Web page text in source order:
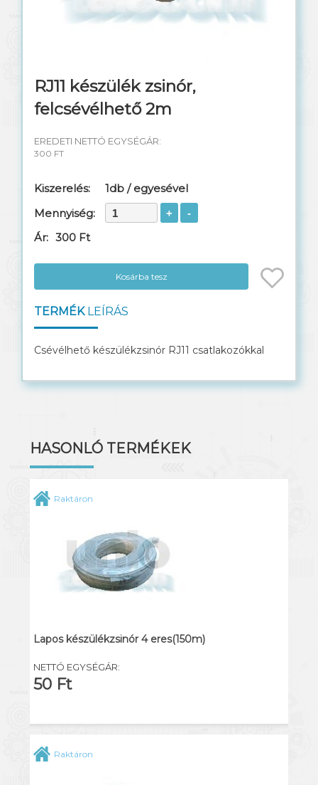
Telefon kábel
Rendezőhuzal
Távközlési anyagok
Réz szerelési anyagok
Szekrények, dobozok
Szerelt patch kábelek
Csatlakozók, toldók
Mobiltorony kábel
Solar kábel
RJ11 készülék zsinór,
felcsévélhető 2m
EREDETI NETTÓ EGYSÉGÁR:
300 FT
Kiszerelés:
1db / egyesével
Mennyiség:
Ár: 300 Ft
Kosárba tesz
TERMÉKLEÍRÁS
Csévélhető készülékzsinór RJ11 csatlakozókkal
HASONLÓ TERMÉKEK
Raktáron
Lapos készülékzsinór 4 eres(150m)
NETTÓ EGYSÉGÁR:
50 Ft
Raktáron